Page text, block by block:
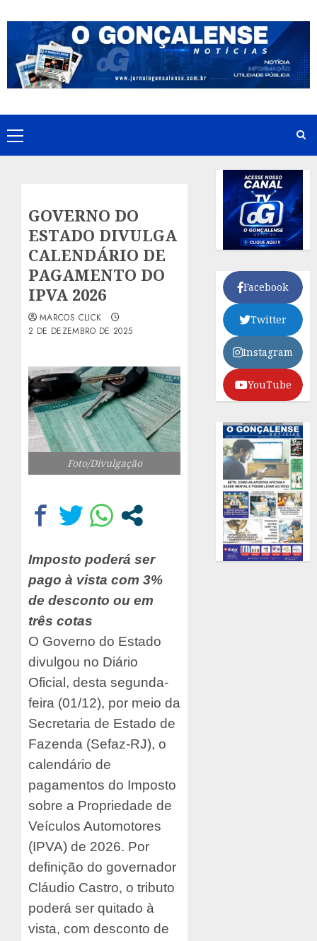
to
content
Primary
Menu
GOVERNO DO
ESTADO DIVULGA
CALENDÁRIO DE
PAGAMENTO DO
IPVA 2026
MARCOS CLICK
2 DE DEZEMBRO DE 2025
Foto/Divulgação
Imposto poderá ser
pago à vista com 3%
de desconto ou em
três cotas
O Governo do Estado
divulgou no Diário
Oficial, desta segunda-
feira (01/12), por meio da
Secretaria de Estado de
Fazenda (Sefaz-RJ), o
calendário de
pagamentos do Imposto
sobre a Propriedade de
Veículos Automotores
(IPVA) de 2026. Por
definição do governador
Cláudio Castro, o tributo
poderá ser quitado à
vista, com desconto de
Facebook
Twitter
Instagram
YouTube